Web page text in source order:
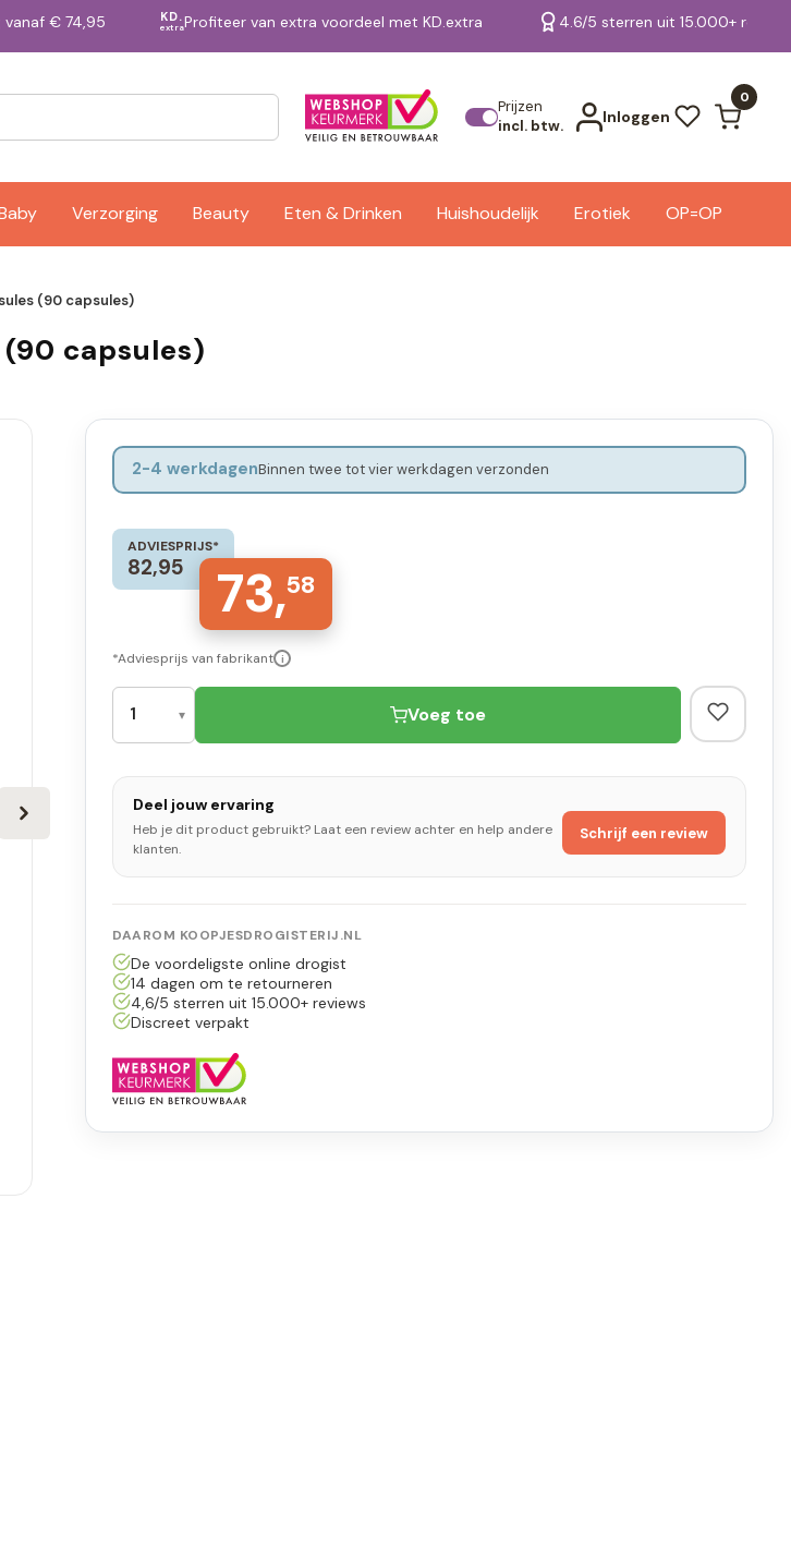
vanaf € 74,95 KD.
extraProfiteer van extra voordeel met KD.extra 4.6/5 sterren uit 15.000+
Prijzen
incl. btw.
Inloggen
0
Verzorging Beauty Eten & Drinken Huishoudelijk Erotiek OP=OP
Bekijk alle resultaten
(90 capsules)
capsules)
2-4 werkdagenBinnen twee tot vier werkdagen verzonden
ADVIESPRIJS*
82,95 73,58
*Adviesprijs van fabrikant i
Voeg toe
Deel jouw ervaring
Heb je dit product gebruikt? Laat een review achter en help andere
klanten.
Schrijf een review
DAAROM KOOPJESDROGISTERIJ.NL
De voordeligste online drogist
14 dagen om te retourneren
4,6/5 sterren uit 15.000+ reviews
Discreet verpakt